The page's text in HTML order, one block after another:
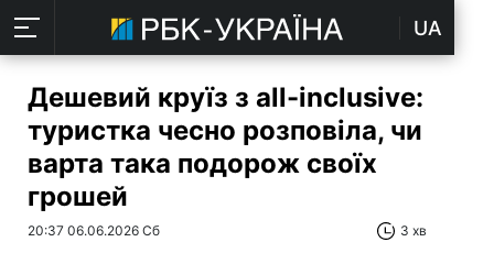
UA
Дешевий круїз з all-inclusive:
туристка чесно розповіла, чи
варта така подорож своїх
грошей
20:37 06.06.2026 Сб 3 хв